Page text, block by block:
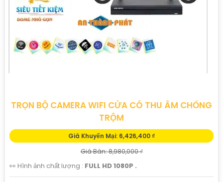
TRỌN BỘ CAMERA WIFI CỬA CÓ THU ÂM CHỐNG
TRỘM
Giá Khuyến Mại: 6,426,400 ₫
Giá Bán: 8,980,000 ₫
👀 Hình ảnh chất lượng : FULL HD 1080P .